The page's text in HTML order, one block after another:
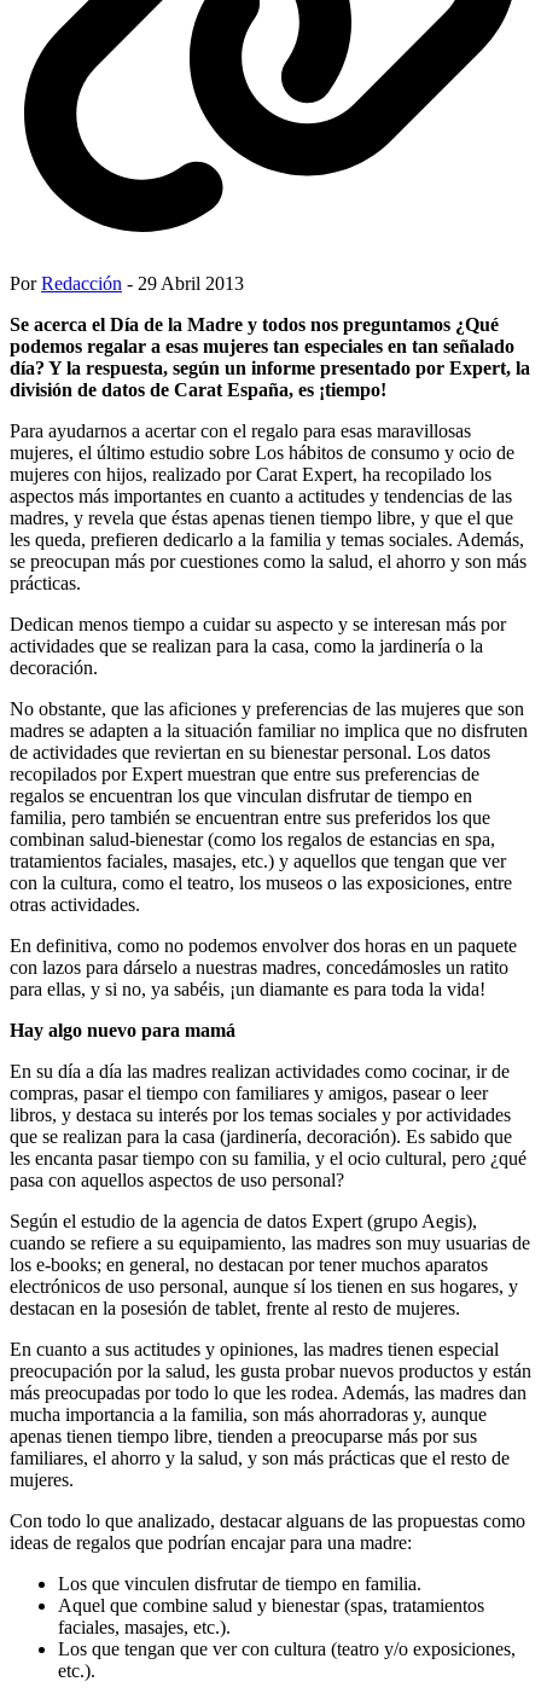
PorRedacción - 29 Abril 2013
Se acerca el Día de la Madre y todos nos preguntamos ¿Qué
podemos regalar a esas mujeres tan especiales en tan señalado
día? Y la respuesta, según un informe presentado por Expert, la
división de datos de Carat España, es ¡tiempo!
Para ayudarnos a acertar con el regalo para esas maravillosas
mujeres, el último estudio sobre Los hábitos de consumo y ocio de
mujeres con hijos, realizado por Carat Expert, ha recopilado los
aspectos más importantes en cuanto a actitudes y tendencias de las
madres, y revela que éstas apenas tienen tiempo libre, y que el que
les queda, prefieren dedicarlo a la familia y temas sociales. Además,
se preocupan más por cuestiones como la salud, el ahorro y son más
prácticas.
Dedican menos tiempo a cuidar su aspecto y se interesan más por
actividades que se realizan para la casa, como la jardinería o la
decoración.
No obstante, que las aficiones y preferencias de las mujeres que son
madres se adapten a la situación familiar no implica que no disfruten
de actividades que reviertan en su bienestar personal. Los datos
recopilados por Expert muestran que entre sus preferencias de
regalos se encuentran los que vinculan disfrutar de tiempo en
familia, pero también se encuentran entre sus preferidos los que
combinan salud-bienestar (como los regalos de estancias en spa,
tratamientos faciales, masajes, etc.) y aquellos que tengan que ver
con la cultura, como el teatro, los museos o las exposiciones, entre
otras actividades.
En definitiva, como no podemos envolver dos horas en un paquete
con lazos para dárselo a nuestras madres, concedámosles un ratito
para ellas, y si no, ya sabéis, ¡un diamante es para toda la vida!
Hay algo nuevo para mamá
En su día a día las madres realizan actividades como cocinar, ir de
compras, pasar el tiempo con familiares y amigos, pasear o leer
libros, y destaca su interés por los temas sociales y por actividades
que se realizan para la casa (jardinería, decoración). Es sabido que
les encanta pasar tiempo con su familia, y el ocio cultural, pero ¿qué
pasa con aquellos aspectos de uso personal?
Según el estudio de la agencia de datos Expert (grupo Aegis),
cuando se refiere a su equipamiento, las madres son muy usuarias de
los e-books; en general, no destacan por tener muchos aparatos
electrónicos de uso personal, aunque sí los tienen en sus hogares, y
destacan en la posesión de tablet, frente al resto de mujeres.
En cuanto a sus actitudes y opiniones, las madres tienen especial
preocupación por la salud, les gusta probar nuevos productos y están
más preocupadas por todo lo que les rodea. Además, las madres dan
mucha importancia a la familia, son más ahorradoras y, aunque
apenas tienen tiempo libre, tienden a preocuparse más por sus
familiares, el ahorro y la salud, y son más prácticas que el resto de
mujeres.
Con todo lo que analizado, destacar alguans de las propuestas como
ideas de regalos que podrían encajar para una madre:
Los que vinculen disfrutar de tiempo en familia.
Aquel que combine salud y bienestar (spas, tratamientos
faciales, masajes, etc.).
Los que tengan que ver con cultura (teatro y/o exposiciones,
etc.).